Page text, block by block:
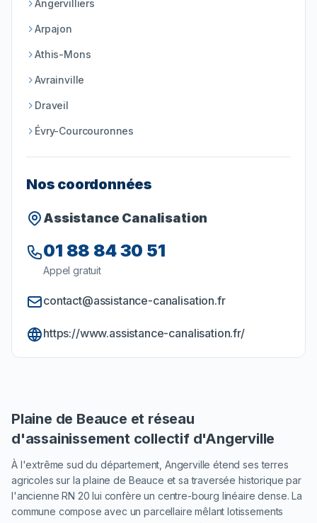
Angervilliers
Arpajon
Athis-Mons
Avrainville
Draveil
Évry-Courcouronnes
Nos coordonnées
Assistance Canalisation
01 88 84 30 51
Appel gratuit
contact@assistance-canalisation.fr
https://www.assistance-canalisation.fr/
Plaine de Beauce et réseau
d'assainissement collectif d'Angerville
À l'extrême sud du département, Angerville étend ses terres
agricoles sur la plaine de Beauce et sa traversée historique par
l'ancienne RN 20 lui confère un centre-bourg linéaire dense. La
commune compose avec un parcellaire mêlant lotissements